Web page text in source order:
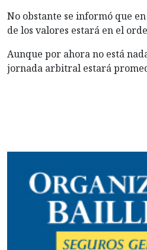
No obstante se informó que
de los valores estará en el
Aunque por ahora no está
jornada arbitral estará